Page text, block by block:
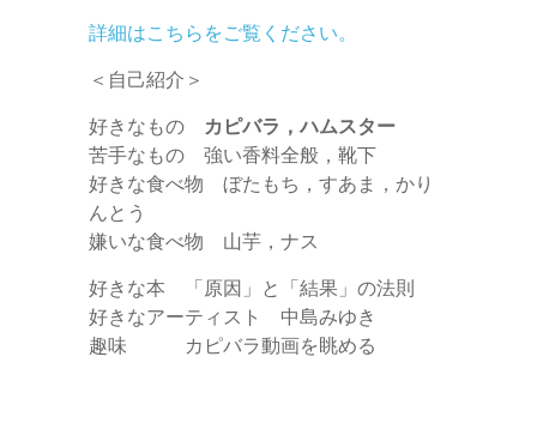
詳細はこちらをご覧ください。
＜自己紹介＞
好きなもの カピバラ，ハムスター
苦手なもの 強い香料全般，靴下
好きな食べ物 ぼたもち，すあま，かり
んとう
嫌いな食べ物 山芋，ナス
好きな本 「原因」と「結果」の法則
好きなアーティスト 中島みゆき
趣味 カピバラ動画を眺める